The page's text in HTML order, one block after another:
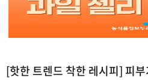
[핫한 트렌드 착한 레시피] 피